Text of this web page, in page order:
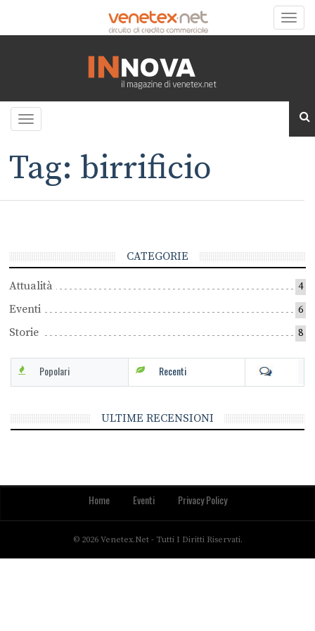
Toggle
Toggle
Tag: birrificio
CATEGORIE
Attualità 4
Eventi 6
Storie 8
Popolari Recenti
ULTIME RECENSIONI
Home Eventi Privacy Policy
© 2026 Venetex.net - Tutti I Diritti Riservati.